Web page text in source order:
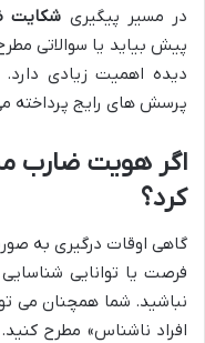
در مسیر پیگیری شکایت
پیش بیاید یا سوالاتی
دیده اهمیت زیادی
پرسش های رایج پرداخته
اگر هویت ضارب
کرد؟
گاهی اوقات درگیری به
فرصت یا توانایی
نباشید. شما همچنان می
افراد ناشناس» مطرح